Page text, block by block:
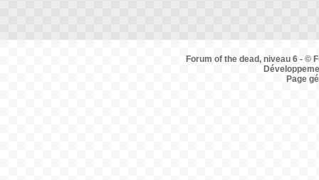
Forum of the dead, niveau 6 - ©
Page